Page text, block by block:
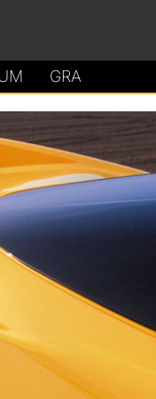
GRA